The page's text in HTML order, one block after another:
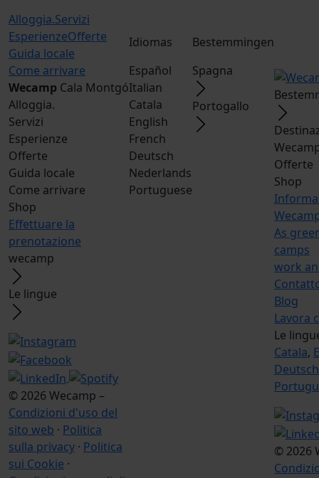
Alloggia.Servizi
EsperienzeOfferte
Guida locale
Come arrivare
Wecamp Cala Montgó
Alloggia.
Servizi
Esperienze
Offerte
Guida locale
Come arrivare
Shop
Effettuare la
prenotazione
wecamp
Le lingue
© 2026 Wecamp –
Condizioni d'uso del
sito web · Politica
sulla privacy · Politica
sui Cookie ·
Idiomas
Español
Italian
Catala
English
French
Deutsch
Nederlands
Portuguese
Bestemmingen
Spagna
Portogallo
Offerte
Shop
As
camps
work
Blog
Lavora
Le
Catala,
Deutsch
© 2026